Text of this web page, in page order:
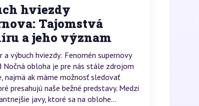
hviezdy
Tajomstvá
a jeho význam
a výbuch hviezdy: Fenomén supernovy
Nočná obloha je pre nás stále zdrojom
najmä ak máme možnosť sledovať
presahujú naše bežné predstavy. Medzi
javy, ktoré sa na oblohe...